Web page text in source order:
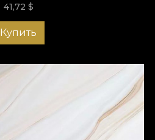
41,72 $
Купить